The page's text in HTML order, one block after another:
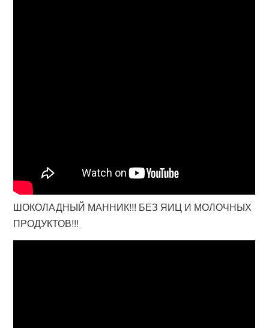
ШОКОЛАДНЫЙ МАННИК!!! БЕЗ ЯИЦ И МОЛОЧНЫХ
ПРОДУКТОВ!!!